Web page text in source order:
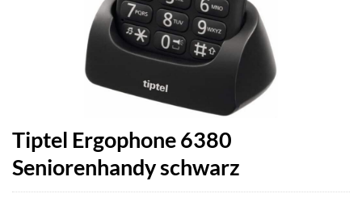
Tiptel Ergophone 6380
Seniorenhandy schwarz